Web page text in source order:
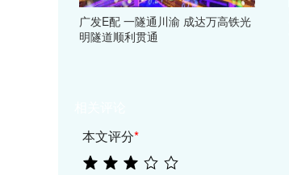
广发E配 一隧通川渝 成达万高铁光
明隧道顺利贯通
本文评分*